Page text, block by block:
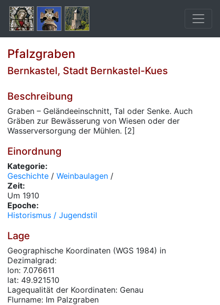
Pfalzgraben
Bernkastel, Stadt Bernkastel-Kues
Beschreibung
Graben – Geländeeinschnitt, Tal oder Senke. Auch
Gräben zur Bewässerung von Wiesen oder der
Wasserversorgung der Mühlen. [2]
Einordnung
Kategorie:
Geschichte / Weinbaulagen /
Zeit:
Um 1910
Epoche:
Historismus / Jugendstil
Lage
Geographische Koordinaten (WGS 1984) in
Dezimalgrad:
lon: 7.076611
lat: 49.921510
Lagequalität der Koordinaten: Genau
Flurname: Im Palzgraben